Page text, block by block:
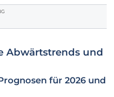
Abwärtstrends und
für 2026 und